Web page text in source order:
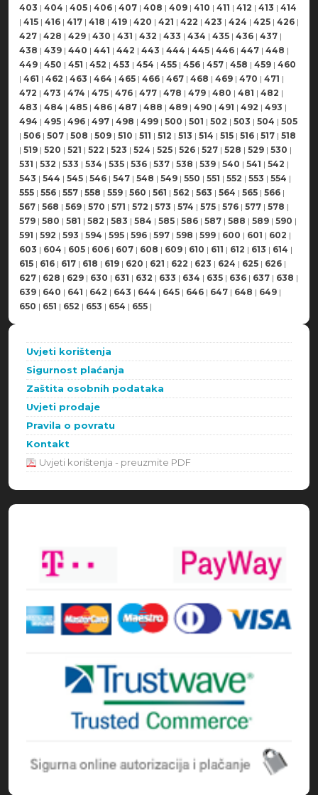
403 | 404 | 405 | 406 | 407 | 408 | 409 | 410 | 411 | 412 | 413 | 414
| 415 | 416 | 417 | 418 | 419 | 420 | 421 | 422 | 423 | 424 | 425 | 426 |
427 | 428 | 429 | 430 | 431 | 432 | 433 | 434 | 435 | 436 | 437 |
438 | 439 | 440 | 441 | 442 | 443 | 444 | 445 | 446 | 447 | 448 |
449 | 450 | 451 | 452 | 453 | 454 | 455 | 456 | 457 | 458 | 459 | 460
| 461 | 462 | 463 | 464 | 465 | 466 | 467 | 468 | 469 | 470 | 471 |
472 | 473 | 474 | 475 | 476 | 477 | 478 | 479 | 480 | 481 | 482 |
483 | 484 | 485 | 486 | 487 | 488 | 489 | 490 | 491 | 492 | 493 |
494 | 495 | 496 | 497 | 498 | 499 | 500 | 501 | 502 | 503 | 504 | 505
| 506 | 507 | 508 | 509 | 510 | 511 | 512 | 513 | 514 | 515 | 516 | 517 | 518
| 519 | 520 | 521 | 522 | 523 | 524 | 525 | 526 | 527 | 528 | 529 | 530 |
531 | 532 | 533 | 534 | 535 | 536 | 537 | 538 | 539 | 540 | 541 | 542 |
543 | 544 | 545 | 546 | 547 | 548 | 549 | 550 | 551 | 552 | 553 | 554 |
555 | 556 | 557 | 558 | 559 | 560 | 561 | 562 | 563 | 564 | 565 | 566 |
567 | 568 | 569 | 570 | 571 | 572 | 573 | 574 | 575 | 576 | 577 | 578 |
579 | 580 | 581 | 582 | 583 | 584 | 585 | 586 | 587 | 588 | 589 | 590 |
591 | 592 | 593 | 594 | 595 | 596 | 597 | 598 | 599 | 600 | 601 | 602 |
603 | 604 | 605 | 606 | 607 | 608 | 609 | 610 | 611 | 612 | 613 | 614 |
615 | 616 | 617 | 618 | 619 | 620 | 621 | 622 | 623 | 624 | 625 | 626 |
627 | 628 | 629 | 630 | 631 | 632 | 633 | 634 | 635 | 636 | 637 | 638 |
639 | 640 | 641 | 642 | 643 | 644 | 645 | 646 | 647 | 648 | 649 |
650 | 651 | 652 | 653 | 654 | 655 |
Uvjeti korištenja
Sigurnost plaćanja
Zaštita osobnih podataka
Uvjeti prodaje
Pravila o povratu
Kontakt
Uvjeti korištenja - preuzmite PDF